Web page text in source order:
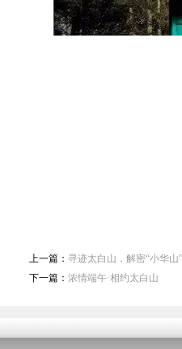
上一篇： 寻迹太白山，解密“小华山
下一篇： 浓情端午·相约太白山